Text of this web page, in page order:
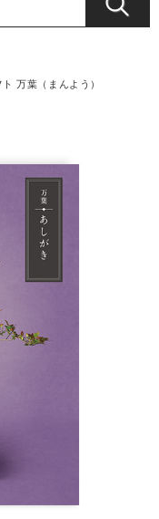
万葉（まんよう）